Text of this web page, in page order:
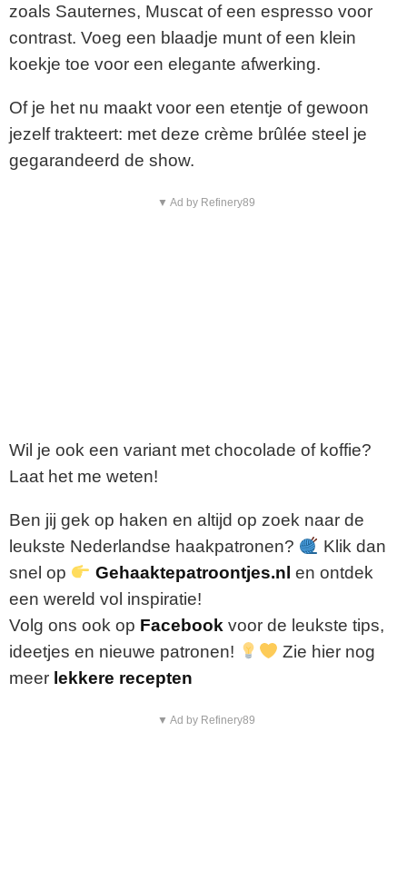
zoals Sauternes, Muscat ofeen espresso voor
contrast. Voeg een blaadje munt ofeen klein
koekje toe voor een elegante afwerking.
Of je het nu maakt voor een etentje ofgewoon
jezelftrakteert: met deze crème brûlée steel je
gegarandeerd de show.
▼ Ad by Refinery89
Wil je ook een variant met chocolade of koffie?
Laat het me weten!
Ben jij gek op haken en altijd op zoek naar de
leukste Nederlandse haakpatronen? Klik dan
snel op Gehaaktepatroontjes.nl en ontdek
een wereld vol inspiratie!
Volg ons ook op Facebook voor de leukste tips,
ideetjes en nieuwe patronen!
Zie hier nog
meer lekkere recepten
▼ Ad by Refinery89